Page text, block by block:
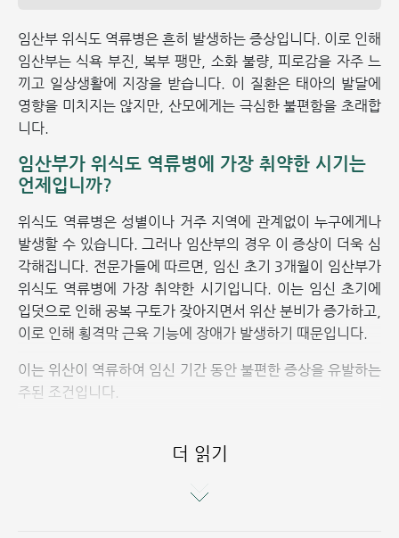
임산부 위식도 역류병은 흔히 발생하는 증상입니다. 이로 인해
임산부는 식욕 부진, 복부 팽만, 소화 불량, 피로감을 자주 느
끼고 일상생활에 지장을 받습니다. 이 질환은 태아의 발달에
영향을 미치지는 않지만, 산모에게는 극심한 불편함을 초래합
니다.
임산부가 위식도 역류병에 가장 취약한 시기는
언제입니까?
위식도 역류병은 성별이나 거주 지역에 관계없이 누구에게나
발생할 수 있습니다. 그러나 임산부의 경우 이 증상이 더욱 심
각해집니다. 전문가들에 따르면, 임신 초기 3개월이 임산부가
위식도 역류병에 가장 취약한 시기입니다. 이는 임신 초기에
입덧으로 인해 공복 구토가 잦아지면서 위산 분비가 증가하고,
이로 인해 횡격막 근육 기능에 장애가 발생하기 때문입니다.
이는 위산이 역류하여 임신 기간 동안 불편한 증상을 유발하는
주된 조건입니다.
더 읽기